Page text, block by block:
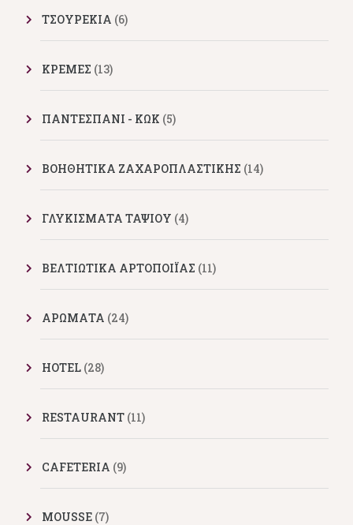
ΤΣΟΥΡΕΚΙΑ (6)
ΚΡΕΜΕΣ (13)
ΠΑΝΤΕΣΠΑΝΙ - ΚΩΚ (5)
ΒΟΗΘΗΤΙΚΑ ΖΑΧΑΡΟΠΛΑΣΤΙΚΗΣ (14)
ΓΛΥΚΙΣΜΑΤΑ ΤΑΨΙΟΥ (4)
ΒΕΛΤΙΩΤΙΚΑ ΑΡΤΟΠΟΙΪΑΣ (11)
ΑΡΩΜΑΤΑ (24)
HOTEL (28)
RESTAURANT (11)
CAFETERIA (9)
MOUSSE (7)